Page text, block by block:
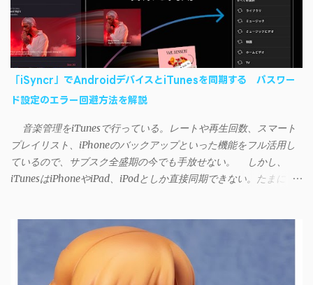
「iSyncr」でAndroidデバイスとiTunesを同期する パスワー
ド設定のエラー回避方法を解説
音楽管理をiTunesで行っている。レートや再生回数、スマート
プレイリスト、iPhoneのバックアップといった機能をフル活用し
ているので、サブスク全盛期の今でも手放せない。 しかし、
iTunesはiPhoneやiPad、iPodとしか直接同期できない。たまに
ドパーティー製のアプリを PC と Androidデバイス それぞれにイン
ストールすれば、Wi-Fiや USB接続 を通じて同期できるようにな
る。私も 2012年頃にAndroidウォークマン を使い始めた頃から便
利に活用させてもらっていたのだが、2023年現在はiSyncrを使っ